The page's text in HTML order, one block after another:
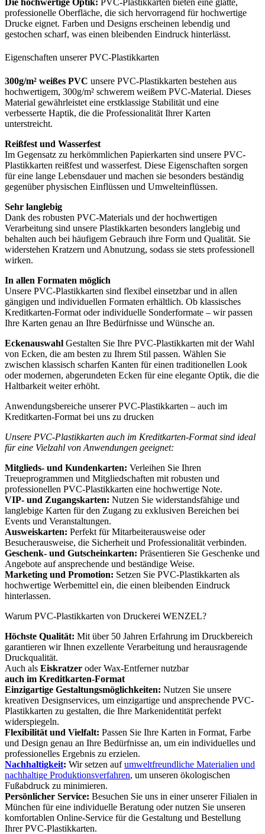
Die hochwertige Optik: PVC-Plastikkarten bieten eine glatte,
professionelle Oberfläche, die sich hervorragend für hochwertige
Drucke eignet. Farben und Designs erscheinen lebendig und
gestochen scharf, was einen bleibenden Eindruck hinterlässt.
Eigenschaften unserer PVC-Plastikkarten
300g/m² weißes PVC unsere PVC-Plastikkarten bestehen aus
hochwertigem, 300g/m² schwerem weißem PVC-Material. Dieses
Material gewährleistet eine erstklassige Stabilität und eine
verbesserte Haptik, die die Professionalität Ihrer Karten
unterstreicht.
Reißfest und Wasserfest
Im Gegensatz zu herkömmlichen Papierkarten sind unsere PVC-
Plastikkarten reißfest und wasserfest. Diese Eigenschaften sorgen
für eine lange Lebensdauer und machen sie besonders beständig
gegenüber physischen Einflüssen und Umwelteinflüssen.
Sehr langlebig
Dank des robusten PVC-Materials und der hochwertigen
Verarbeitung sind unsere Plastikkarten besonders langlebig und
behalten auch bei häufigem Gebrauch ihre Form und Qualität. Sie
widerstehen Kratzern und Abnutzung, sodass sie stets professionell
wirken.
In allen Formaten möglich
Unsere PVC-Plastikkarten sind flexibel einsetzbar und in allen
gängigen und individuellen Formaten erhältlich. Ob klassisches
Kreditkarten-Format oder individuelle Sonderformate – wir passen
Ihre Karten genau an Ihre Bedürfnisse und Wünsche an.
Eckenauswahl Gestalten Sie Ihre PVC-Plastikkarten mit der Wahl
von Ecken, die am besten zu Ihrem Stil passen. Wählen Sie
zwischen klassisch scharfen Kanten für einen traditionellen Look
oder modernen, abgerundeten Ecken für eine elegante Optik, die die
Haltbarkeit weiter erhöht.
Anwendungsbereiche unserer PVC-Plastikkarten – auch im
Kreditkarten-Format bei uns zu drucken
Unsere PVC-Plastikkarten auch im Kreditkarten-Format sind ideal
für eine Vielzahl von Anwendungen geeignet:
Mitglieds- und Kundenkarten: Verleihen Sie Ihren
Treueprogrammen und Mitgliedschaften mit robusten und
professionellen PVC-Plastikkarten eine hochwertige Note.
VIP- und Zugangskarten: Nutzen Sie widerstandsfähige und
langlebige Karten für den Zugang zu exklusiven Bereichen bei
Events und Veranstaltungen.
Ausweiskarten: Perfekt für Mitarbeiterausweise oder
Besucherausweise, die Sicherheit und Professionalität verbinden.
Geschenk- und Gutscheinkarten: Präsentieren Sie Geschenke und
Angebote auf ansprechende und beständige Weise.
Marketing und Promotion: Setzen Sie PVC-Plastikkarten als
hochwertige Werbemittel ein, die einen bleibenden Eindruck
hinterlassen.
Warum PVC-Plastikkarten von Druckerei WENZEL?
Höchste Qualität: Mit über 50 Jahren Erfahrung im Druckbereich
garantieren wir Ihnen exzellente Verarbeitung und herausragende
Druckqualität.
Auch als Eiskratzer oder Wax-Entferner nutzbar
auch im Kreditkarten-Format
Einzigartige Gestaltungsmöglichkeiten: Nutzen Sie unsere
kreativen Designservices, um einzigartige und ansprechende PVC-
Plastikkarten zu gestalten, die Ihre Markenidentität perfekt
widerspiegeln.
Flexibilität und Vielfalt: Passen Sie Ihre Karten in Format, Farbe
und Design genau an Ihre Bedürfnisse an, um ein individuelles und
professionelles Ergebnis zu erzielen.
Nachhaltigkeit: Wir setzen aufumweltfreundliche Materialien und
nachhaltige Produktionsverfahren, um unseren ökologischen
Fußabdruck zu minimieren.
Persönlicher Service: Besuchen Sie uns in einer unserer Filialen in
München für eine individuelle Beratung oder nutzen Sie unseren
komfortablen Online-Service für die Gestaltung und Bestellung
Ihrer PVC-Plastikkarten.